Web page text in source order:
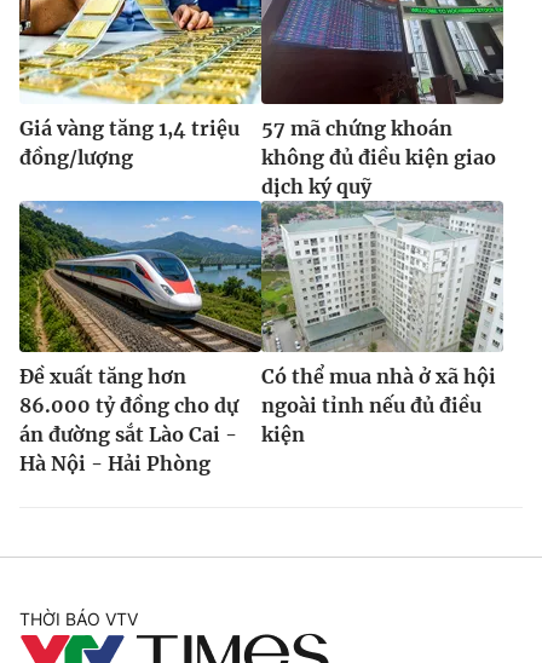
Giá vàng tăng 1,4 triệu
đồng/lượng
57 mã chứng khoán
không đủ điều kiện giao
dịch ký quỹ
Đề xuất tăng hơn
86.000 tỷ đồng cho dự
án đường sắt Lào Cai -
Hà Nội - Hải Phòng
Có thể mua nhà ở xã hội
ngoài tỉnh nếu đủ điều
kiện
THỜI BÁO VTV